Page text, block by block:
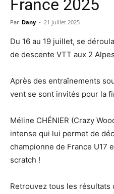
France 2025
Par Dany - 21 juillet 2025
Du 16 au 19 juillet, se
de descente VTT aux 2
Après des entraînements
vent se sont invités pour la
Méline CHÉNIER (Crazy
intense qui lui permet de
championne de France U17
scratch !
Retrouvez tous les résultats